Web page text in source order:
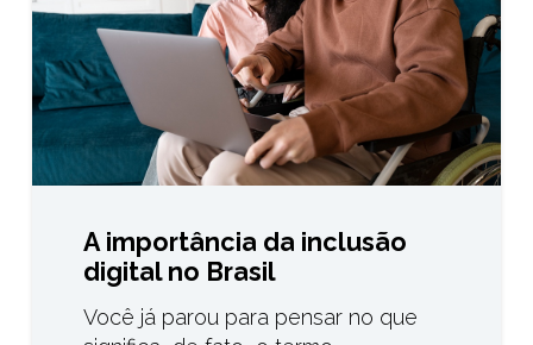
A importância da inclusão
digital no Brasil
Você já parou para pensar no que